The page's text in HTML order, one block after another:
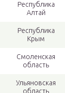
Республика
Алтай
Республика
Крым
Смоленская
область
Ульяновская
область